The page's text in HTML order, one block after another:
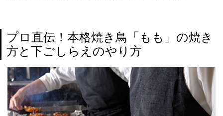
プロ直伝！本格焼き鳥「もも」の焼き
方と下ごしらえのやり方